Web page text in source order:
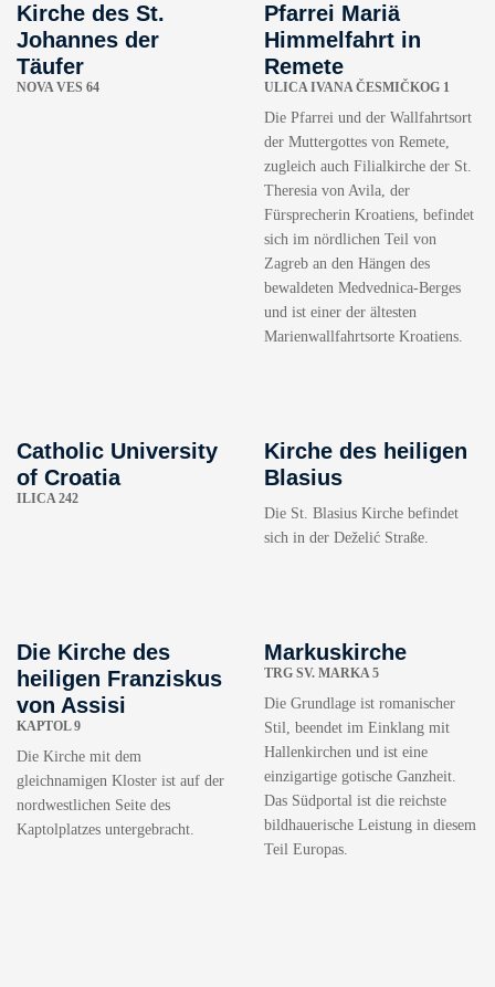
Kirche des St.
Johannes der
Täufer
NOVA VES 64
Pfarrei Mariä
Himmelfahrt in
Remete
ULICA IVANA ČESMIČKOG 1
Die Pfarrei und der Wallfahrtsort
der Muttergottes von Remete,
zugleich auch Filialkirche der St.
Theresia von Avila, der
Fürsprecherin Kroatiens, befindet
sich im nördlichen Teil von
Zagreb an den Hängen des
bewaldeten Medvednica-Berges
und ist einer der ältesten
Marienwallfahrtsorte Kroatiens.
Catholic University
of Croatia
ILICA 242
Kirche des heiligen
Blasius
Die St. Blasius Kirche befindet
sich in der Deželić Straße.
Die Kirche des
heiligen Franziskus
von Assisi
KAPTOL 9
Die Kirche mit dem
gleichnamigen Kloster ist auf der
nordwestlichen Seite des
Kaptolplatzes untergebracht.
Markuskirche
TRG SV. MARKA 5
Die Grundlage ist romanischer
Stil, beendet im Einklang mit
Hallenkirchen und ist eine
einzigartige gotische Ganzheit.
Das Südportal ist die reichste
bildhauerische Leistung in diesem
Teil Europas.